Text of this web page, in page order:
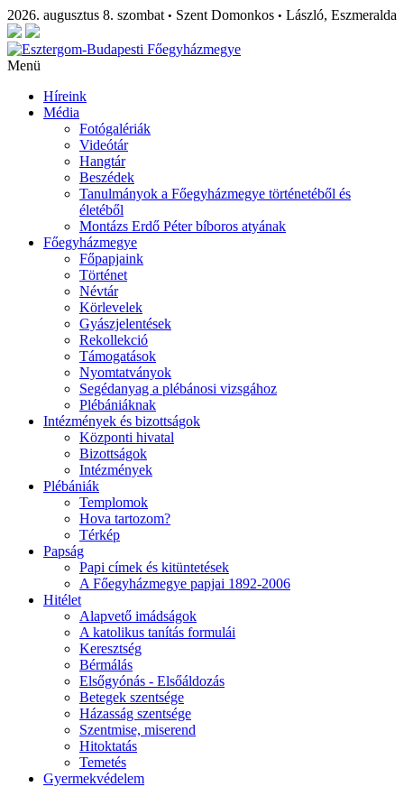
2026. augusztus 8. szombat • Szent Domonkos • László, Eszmeralda
Menü
Híreink
Média
Fotógalériák
Videótár
Hangtár
Beszédek
Tanulmányok a Főegyházmegye történetéből és
életéből
Montázs Erdő Péter bíboros atyának
Főegyházmegye
Főpapjaink
Történet
Névtár
Körlevelek
Gyászjelentések
Rekollekció
Támogatások
Nyomtatványok
Segédanyag a plébánosi vizsgához
Plébániáknak
Intézmények és bizottságok
Központi hivatal
Bizottságok
Intézmények
Plébániák
Templomok
Hova tartozom?
Térkép
Papság
Papi címek és kitüntetések
A Főegyházmegye papjai 1892-2006
Hitélet
Alapvető imádságok
A katolikus tanítás formulái
Keresztség
Bérmálás
Elsőgyónás - Elsőáldozás
Betegek szentsége
Házasság szentsége
Szentmise, miserend
Hitoktatás
Temetés
Gyermekvédelem